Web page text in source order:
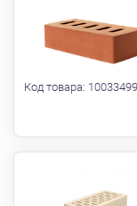
Код товара: 10033499